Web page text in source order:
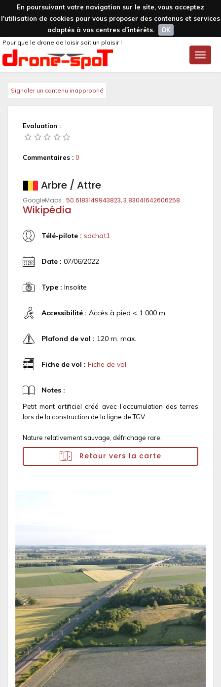
En poursuivant votre navigation sur le site, vous acceptez
l'utilisation de cookies pour vous proposer des contenus et services
adaptés à vos centres d'intérêts.
OK
Toggle
Pour que le drone de loisir soit un plaisir !
Signaler un contenu inapproprié
Evaluation :
Commentaires : 0
Arbre / Attre
GoogleMaps : 50.6183149943823, 3.83041642606258
Wikipédia
Télé-pilote : sdchat1
Date : 07/06/2022
Type : Insolite
Accessibilité : Accès à pied < 1 000 m.
Plafond de vol : 120 m. max.
Fiche de vol : Fiche de vol
Notes :
Petit mont artificiel créé avec l’accumulation des terres
lors de la construction de la ligne de TGV
Nature relativement sauvage, défrichage rare.
Retour vers la carte